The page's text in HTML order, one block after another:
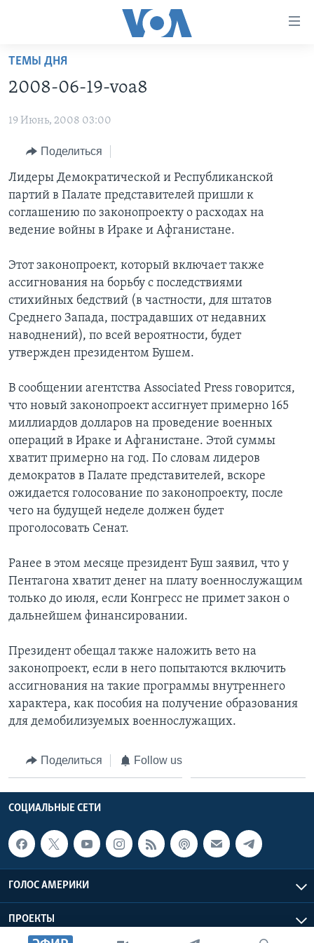
Перейти
основной
Перейти
навигации
Перейти
поиск
АМЕРИКА
НОВОСТИ ЗА МИНУТУ
ИТОГИ
ПОЧЕМУ ЭТО ВАЖНО?
ДИСКУССИЯ VOA
НЬЮ-ЙОРК NEW YORK
АМЕРИКА. БОЛЬШОЕ ПУТЕШЕСТВИЕ
ПРОЕКТЫ
УЧИМ АНГЛИЙСКИЙ
НАША АМЕРИКАНСКАЯ ИСТОРИЯ
А КАК В АМЕРИКЕ?
АРТЕФАКТЫ
ЭКСПЕРТИЗА
ИНТЕРВЬЮ
ФАКТЫ ПРОТИВ ФЕЙКОВ
ЗА СВОБОДУ ПРЕССЫ
ВИДЕО
ПОДПИСКА НА НОВОСТИ
Learning English
Языки
ТЕМЫ ДНЯ
2008-06-19-voa8
19 Июнь, 2008 03:00
Поделиться
Лидеры Демократической и Республиканской
партий в Палате представителей пришли к
соглашению по законопроекту о расходах на
ведение войны в Ираке и Афганистане.
Этот законопроект, который включает также
ассигнования на борьбу с последствиями
стихийных бедствий (в частности, для штатов
Среднего Запада, пострадавших от недавних
наводнений), по всей вероятности, будет
утвержден президентом Бушем.
В сообщении агентства Associated Press говорится,
что новый законопроект ассигнует примерно 165
миллиардов долларов на проведение военных
операций в Ираке и Афганистане. Этой суммы
хватит примерно на год. По словам лидеров
демократов в Палате представителей, вскоре
ожидается голосование по законопроекту, после
чего на будущей неделе должен будет
проголосовать Сенат.
Ранее в этом месяце президент Буш заявил, что у
Пентагона хватит денег на плату военнослужащим
только до июля, если Конгресс не примет закон о
дальнейшем финансировании.
Президент обещал также наложить вето на
законопроект, если в него попытаются включить
ассигнования на такие программы внутреннего
характера, как пособия на получение образования
для демобилизуемых военнослужащих.
Поделиться Follow us
СОЦИАЛЬНЫЕ СЕТИ
ГОЛОС АМЕРИКИ
ПРОЕКТЫ